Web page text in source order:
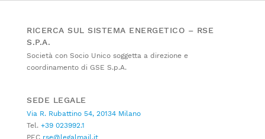
RICERCA SUL SISTEMA ENERGETICO – RSE
S.P.A.
Società con Socio Unico soggetta a direzione e
coordinamento di GSE S.p.A.
SEDE LEGALE
Via R. Rubattino 54, 20134 Milano
Tel. +39 023992.1
PEC rse@legalmail.it